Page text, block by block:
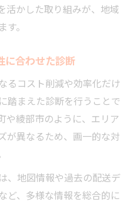
活かした取り組みが、地域
。
に合わせた診断
るコスト削減や効率化だけ
踏まえた診断を行うことで
や綾部市のように、エリア
が異なるため、画一的な対
、地図情報や過去の配送デ
ど、多様な情報を総合的に